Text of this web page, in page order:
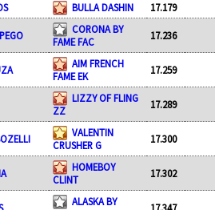
BULLA DASHIN 17.179
CORONA BY
FAME FAC
17.236
AIM FRENCH
FAME EK
17.259
LIZZY OF FLING
ZZ
17.289
VALENTIN
CRUSHER G
17.300
HOMEBOY
CLINT
17.302
ALASKA BY